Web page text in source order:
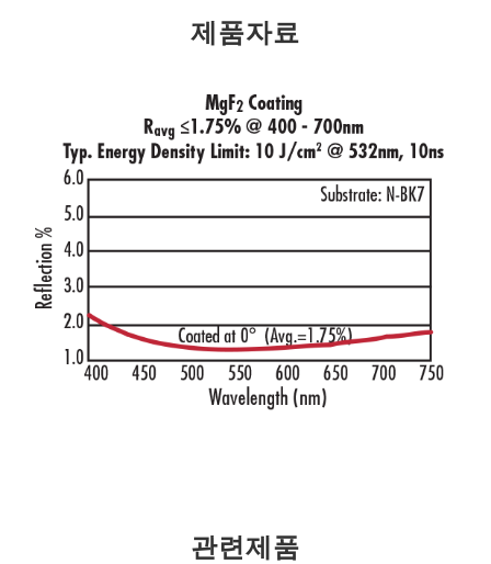
제품자료
관련제품